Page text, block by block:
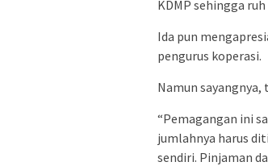
KDMP sehingga
Ida pun
pengurus koperasi.
Namun sayangnya,
“Pemagangan ini
jumlahnya harus
sendiri. Pinjaman